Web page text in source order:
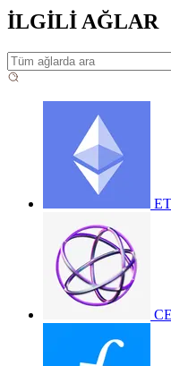
İLGİLİ AĞLAR